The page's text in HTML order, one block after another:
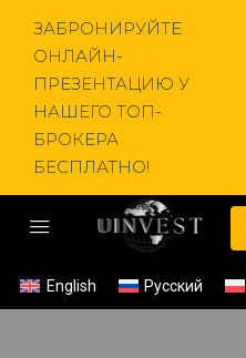
ЗАБРОНИРУЙТЕ
ОНЛАЙН-
ПРЕЗЕНТАЦИЮ У
НАШЕГО ТОП-
БРОКЕРА
БЕСПЛАТНО!
English Русский